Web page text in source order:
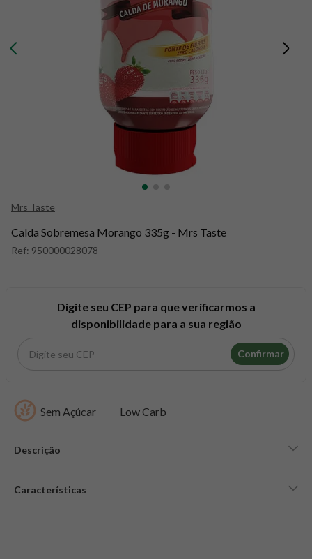
Mrs Taste
Calda Sobremesa Morango 335g - Mrs Taste
Ref: 950000028078
Digite seu CEP para que verificarmos a
disponibilidade para a sua região
Confirmar
Sem Açúcar Low Carb
Descrição
Características
snack proteico mundo verde
creatina mundo verde